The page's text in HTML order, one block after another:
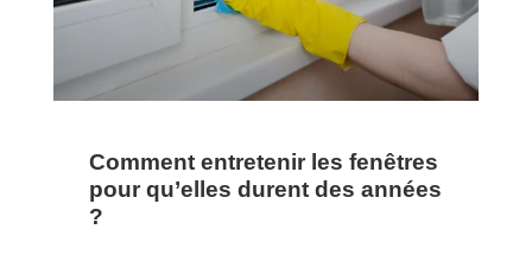
Comment entretenir les fenêtres
pour qu’elles durent des années
?